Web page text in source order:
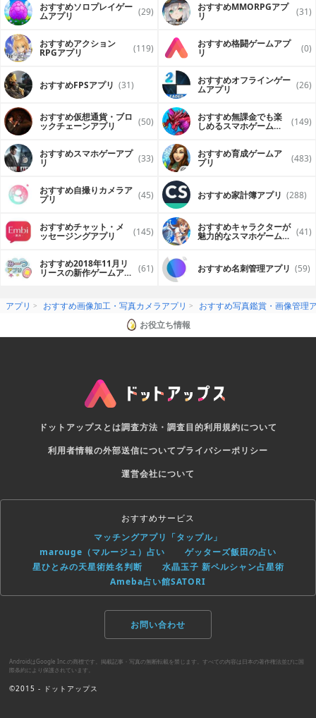
おすすめソロプレイゲー
ムアプリ (29) おすすめ MMORPGアプ
リ (31)
おすすめアクション
RPGアプリ (119) おすすめ格闘ゲームアプ
リ (0)
おすすめFPSアプリ (31) おすすめオフラインゲー
ムアプリ (26)
おすすめ仮想通貨・ブロ
ックチェーンアプリ (50) おすすめ無課金でも楽
しめるスマホゲームア (149)
おすすめスマホゲーアプ
リ (33) おすすめ育成ゲームア
プリ (483)
おすすめ自撮りカメラア
プリ (45) おすすめ家計簿アプリ (288)
おすすめチャット・メ
ッセージングアプリ (145) おすすめキャラクターが
魅力的なスマホゲームア (41)
おすすめ2018年11月リ
リースの新作ゲームアプ (61) おすすめ名刺管理アプリ (59)
アプリ おすすめ画像加工・写真カメラアプリ
おすすめ写真鑑賞・画像管理
お役立ち情報
ドットアップスとは調査方法・調査目的利用規約について
利用者情報の外部送信についてプライバシーポリシー
運営会社について
おすすめサービス
マッチングアプリ「タップル」
marouge（マルージュ）占い
ゲッターズ飯田の占い
星ひとみの天星術姓名判断
水晶玉子 新ペルシャン占星術
Ameba占い館SATORI
お問い合わせ
AndroidはGoogle Inc.の商標です。掲載記事・写真の無断転載を禁じます。すべての内容は日本の著作権法並びに国
際条約により保護されています。
©2015 - ドットアップス